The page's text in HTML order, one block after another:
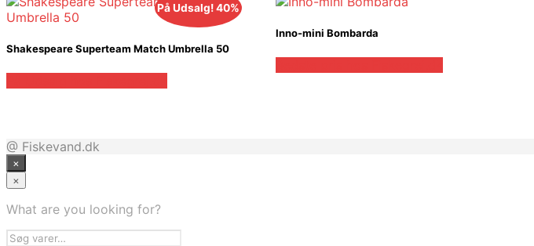
På Udsalg! 40%
Shakespeare Superteam Match Umbrella 50
Inno-mini Bombarda
@ Fiskevand.dk
×
×
What are you looking for?